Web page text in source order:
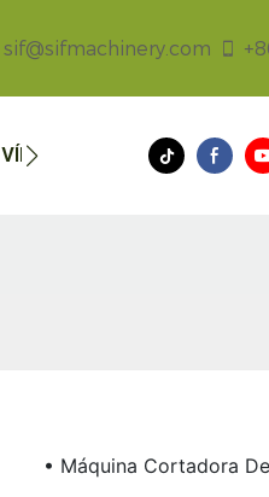
sif@sifmachinery.com
VÍDEOS NOTICIAS
• Máquina Cortadora